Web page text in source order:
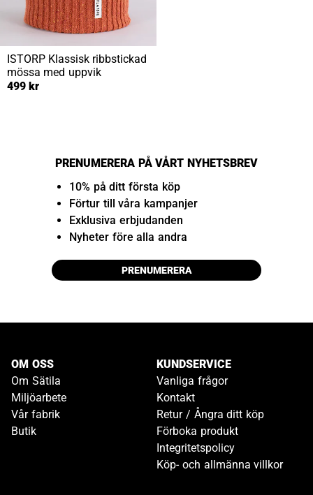
ISTORP Klassisk ribbstickad
mössa med uppvik
499 kr
PRENUMERERA PÅ VÅRT NYHETSBREV
10% på ditt första köp
Förtur till våra kampanjer
Exklusiva erbjudanden
Nyheter före alla andra
PRENUMERERA
OM OSS
Om Sätila
Miljöarbete
Vår fabrik
Butik
KUNDSERVICE
Vanliga frågor
Kontakt
Retur / Ångra ditt köp
Förboka produkt
Integritetspolicy
Köp- och allmänna villkor